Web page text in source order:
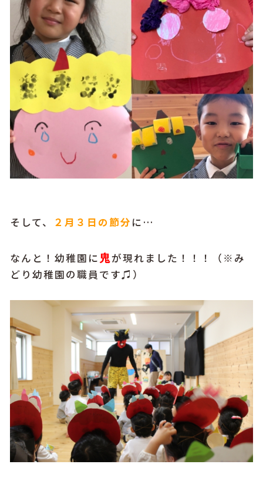
そして、 ２月３日の節分 に…
なんと！幼稚園に 鬼が現れました！！！（※み
どり幼稚園の職員です♫）